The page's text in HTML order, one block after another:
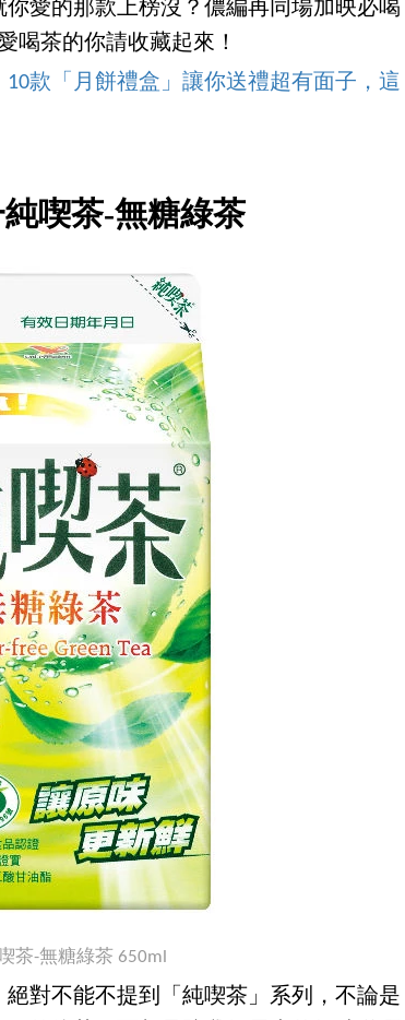
愛的那款上榜沒？儂編再同場加映必喝
喝茶的你請收藏起來！
款「月餅禮盒」讓你送禮超有面子，這
喫茶-無糖綠茶
茶-無糖綠茶 650ml
對不能不提到「純喫茶」系列，不論是